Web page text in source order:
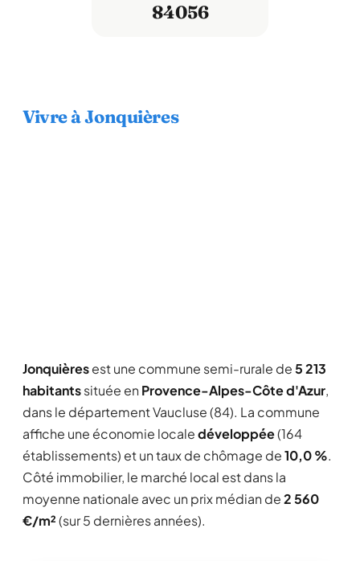
84056
Vivre à Jonquières
Jonquièresest une commune semi-rurale de5 213
habitantssituée en Provence-Alpes-Côte d'Azur,
dans le département Vaucluse (84). La commune
affiche une économie localedéveloppée(164
établissements) et un taux de chômage de10,0 %.
Côté immobilier, le marché local est dans la
moyenne nationale avec un prix médian de2 560
€/m²(sur 5 dernières années).